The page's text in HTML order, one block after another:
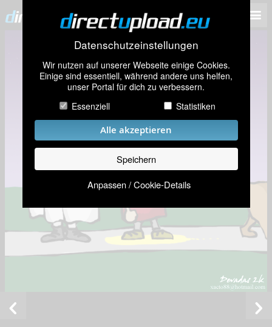
Datenschutzeinstellungen
Wir nutzen auf unserer Webseite einige Cookies.
Einige sind essentiell, während andere uns helfen,
unser Portal für dich zu verbessern.
Essenziell
Statistiken
Alle akzeptieren
Speichern
Anpassen / Cookie-Details